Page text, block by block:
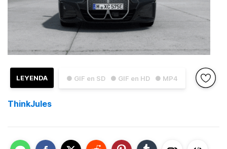
● GIF en SD ● GIF en HD ● MP4
LEYENDA
ThinkJules